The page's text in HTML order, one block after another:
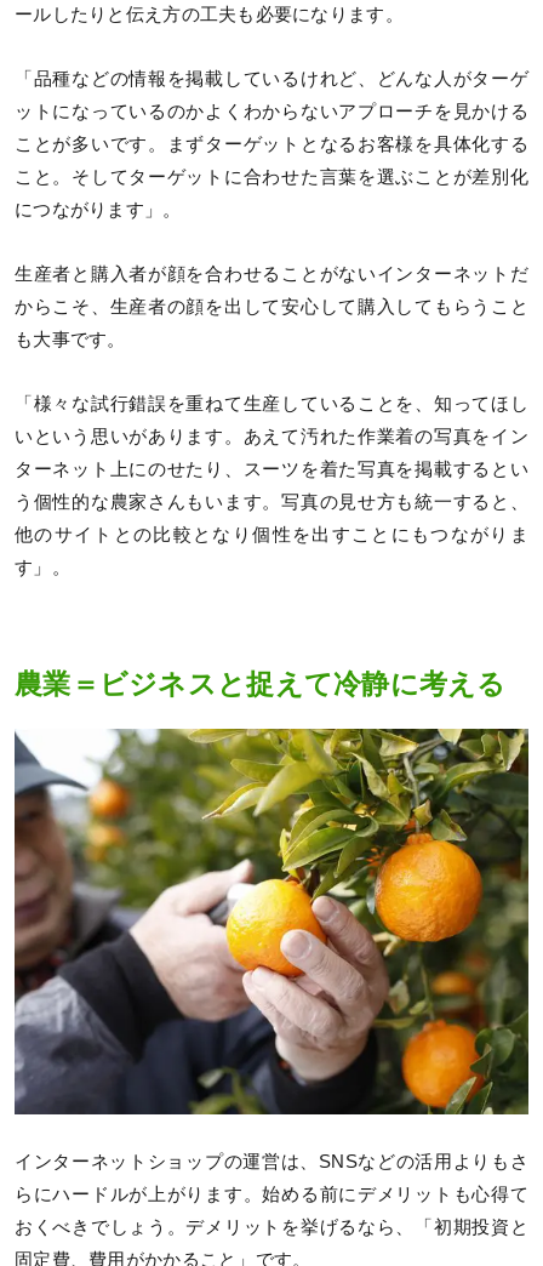
ールしたりと伝え方の工夫も必要になります。
「品種などの情報を掲載しているけれど、どんな人がターゲ
ットになっているのかよくわからないアプローチを見かける
ことが多いです。まずターゲットとなるお客様を具体化する
こと。そしてターゲットに合わせた言葉を選ぶことが差別化
につながります」。
生産者と購入者が顔を合わせることがないインターネットだ
からこそ、生産者の顔を出して安心して購入してもらうこと
も大事です。
「様々な試行錯誤を重ねて生産していることを、知ってほし
いという思いがあります。あえて汚れた作業着の写真をイン
ターネット上にのせたり、スーツを着た写真を掲載するとい
う個性的な農家さんもいます。写真の見せ方も統一すると、
他のサイトとの比較となり個性を出すことにもつながりま
す」。
農業＝ビジネスと捉えて冷静に考える
インターネットショップの運営は、SNSなどの活用よりもさ
らにハードルが上がります。始める前にデメリットも心得て
おくべきでしょう。デメリットを挙げるなら、「初期投資と
固定費、費用がかかること」です。